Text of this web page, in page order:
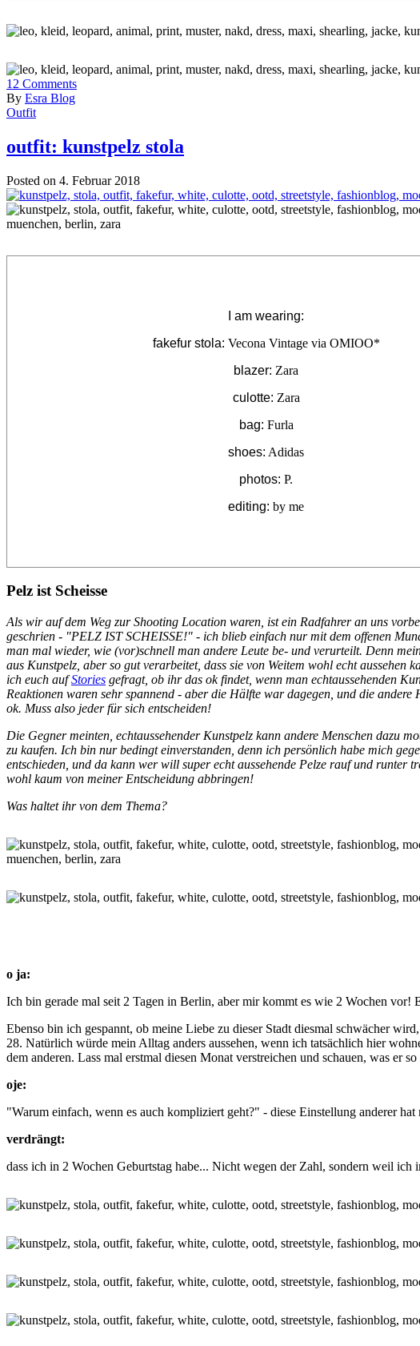
12 Comments
By Esra Blog
Outfit
outfit: kunstpelz stola
Posted on 4. Februar 2018
I am wearing:
fakefur stola: Vecona Vintage via OMIOO*
blazer: Zara
culotte: Zara
bag: Furla
shoes: Adidas
photos: P.
editing: by me
Pelz ist Scheisse
Als wir auf dem Weg zur Shooting Location waren, ist ein Radfahrer an uns
geschrien - "PELZ IST SCHEISSE!" - ich blieb einfach nur mit dem offenen
man mal wieder, wie (vor)schnell man andere Leute be- und verurteilt. Denn
aus Kunstpelz, aber so gut verarbeitet, dass sie von Weitem wohl echt aussehen
ich euch aufStories gefragt, ob ihr das ok findet, wenn man echtaussehenden
Reaktionen waren sehr spannend - aber die Hälfte war dagegen, und die andere
ok. Muss also jeder für sich entscheiden!
Die Gegner meinten, echtaussehender Kunstpelz kann andere Menschen dazu
zu kaufen. Ich bin nur bedingt einverstanden, denn ich persönlich habe mich
entschieden, und da kann wer will super echt aussehende Pelze rauf und runter
wohl kaum von meiner Entscheidung abbringen!
Was haltet ihr von dem Thema?
o ja:
Ich bin gerade mal seit 2 Tagen in Berlin, aber mir kommt es wie 2 Wochen vor!
Ebenso bin ich gespannt, ob meine Liebe zu dieser Stadt diesmal schwächer
28. Natürlich würde mein Alltag anders aussehen, wenn ich tatsächlich hier
dem anderen. Lass mal erstmal diesen Monat verstreichen und schauen, was er
oje:
"Warum einfach, wenn es auch kompliziert geht?" - diese Einstellung anderer
verdrängt:
dass ich in 2 Wochen Geburtstag habe... Nicht wegen der Zahl, sondern weil